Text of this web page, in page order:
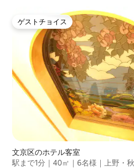
ゲストチョイス
ゲストチョイス
文京区のホテル客室
駅まで1分｜40㎡｜6名様｜上野・